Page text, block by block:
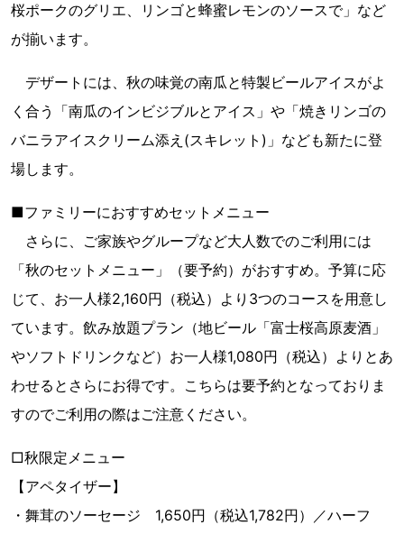
桜ポークのグリエ、リンゴと蜂蜜レモンのソースで」など
が揃います。
デザートには、秋の味覚の南瓜と特製ビールアイスがよ
く合う「南瓜のインビジブルとアイス」や「焼きリンゴの
バニラアイスクリーム添え(スキレット)」なども新たに登
場します。
■ファミリーにおすすめセットメニュー
さらに、ご家族やグループなど大人数でのご利用には
「秋のセットメニュー」（要予約）がおすすめ。予算に応
じて、お一人様2,160円（税込）より3つのコースを用意し
ています。飲み放題プラン（地ビール「富士桜高原麦酒」
やソフトドリンクなど）お一人様1,080円（税込）よりとあ
わせるとさらにお得です。こちらは要予約となっておりま
すのでご利用の際はご注意ください。
□秋限定メニュー
【アペタイザー】
・舞茸のソーセージ 1,650円（税込1,782円）／ハーフ